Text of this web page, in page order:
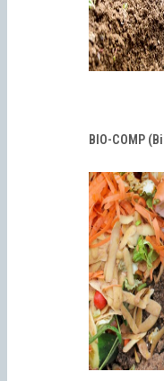
BIO-COMP